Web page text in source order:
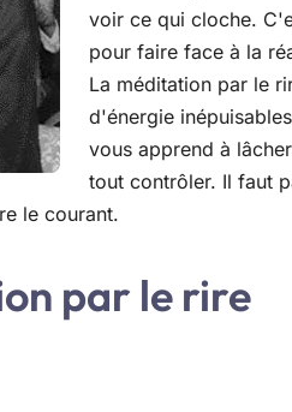
voir ce qui cloche.
pour faire face à la
La méditation par le
d'énergie
vous apprend à
tout contrôler. Il faut
le courant.
par le rire